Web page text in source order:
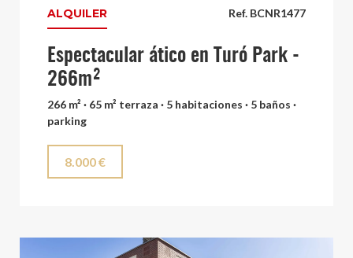
Ref. BCNR1477
ALQUILER
Espectacular ático en Turó Park -
266m²
266 m² · 65 m² terraza · 5 habitaciones · 5 baños ·
parking
8.000 €